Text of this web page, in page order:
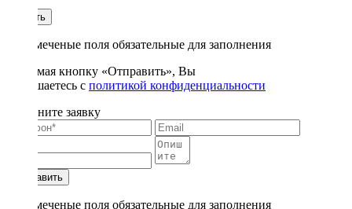
Купить
* - отмеченые поля обязательные для заполнения
Нажимая кнопку «Отправить», Вы
соглашаетесь с политикой конфиденциальности
Заполните заявку
Отправить
* - отмеченые поля обязательные для заполнения